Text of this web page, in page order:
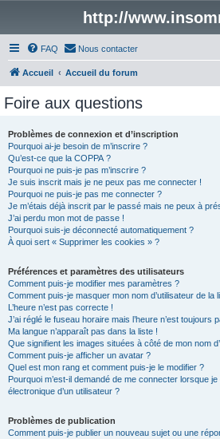
http://
FAQ Nous contacter
Accueil Accueil du forum
Foire aux questions
Problèmes de connexion et d’inscription
Pourquoi ai-je besoin de m’inscrire ?
Qu’est-ce que la COPPA ?
Pourquoi ne puis-je pas m’inscrire ?
Je suis inscrit mais je ne peux pas me connecter !
Pourquoi ne puis-je pas me connecter ?
Je m’étais déjà inscrit par le passé mais ne peux à
J’ai perdu mon mot de passe !
Pourquoi suis-je déconnecté automatiquement ?
À quoi sert « Supprimer les cookies » ?
Préférences et paramètres des utilisateurs
Comment puis-je modifier mes paramètres ?
Comment puis-je masquer mon nom d’utilisateur de la
L’heure n’est pas correcte !
J’ai réglé le fuseau horaire mais l’heure n’est toujours
Ma langue n’apparaît pas dans la liste !
Que signifient les images situées à côté de mon nom
Comment puis-je afficher un avatar ?
Quel est mon rang et comment puis-je le modifier ?
Pourquoi m’est-il demandé de me connecter lorsque
électronique d’un utilisateur ?
Problèmes de publication
Comment puis-je publier un nouveau sujet ou une